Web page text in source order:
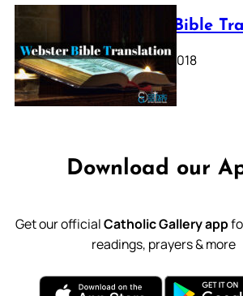
Webster Bible
October 11, 2018
Download our
Get our officialCatholic Gallery app
readings, prayers & more